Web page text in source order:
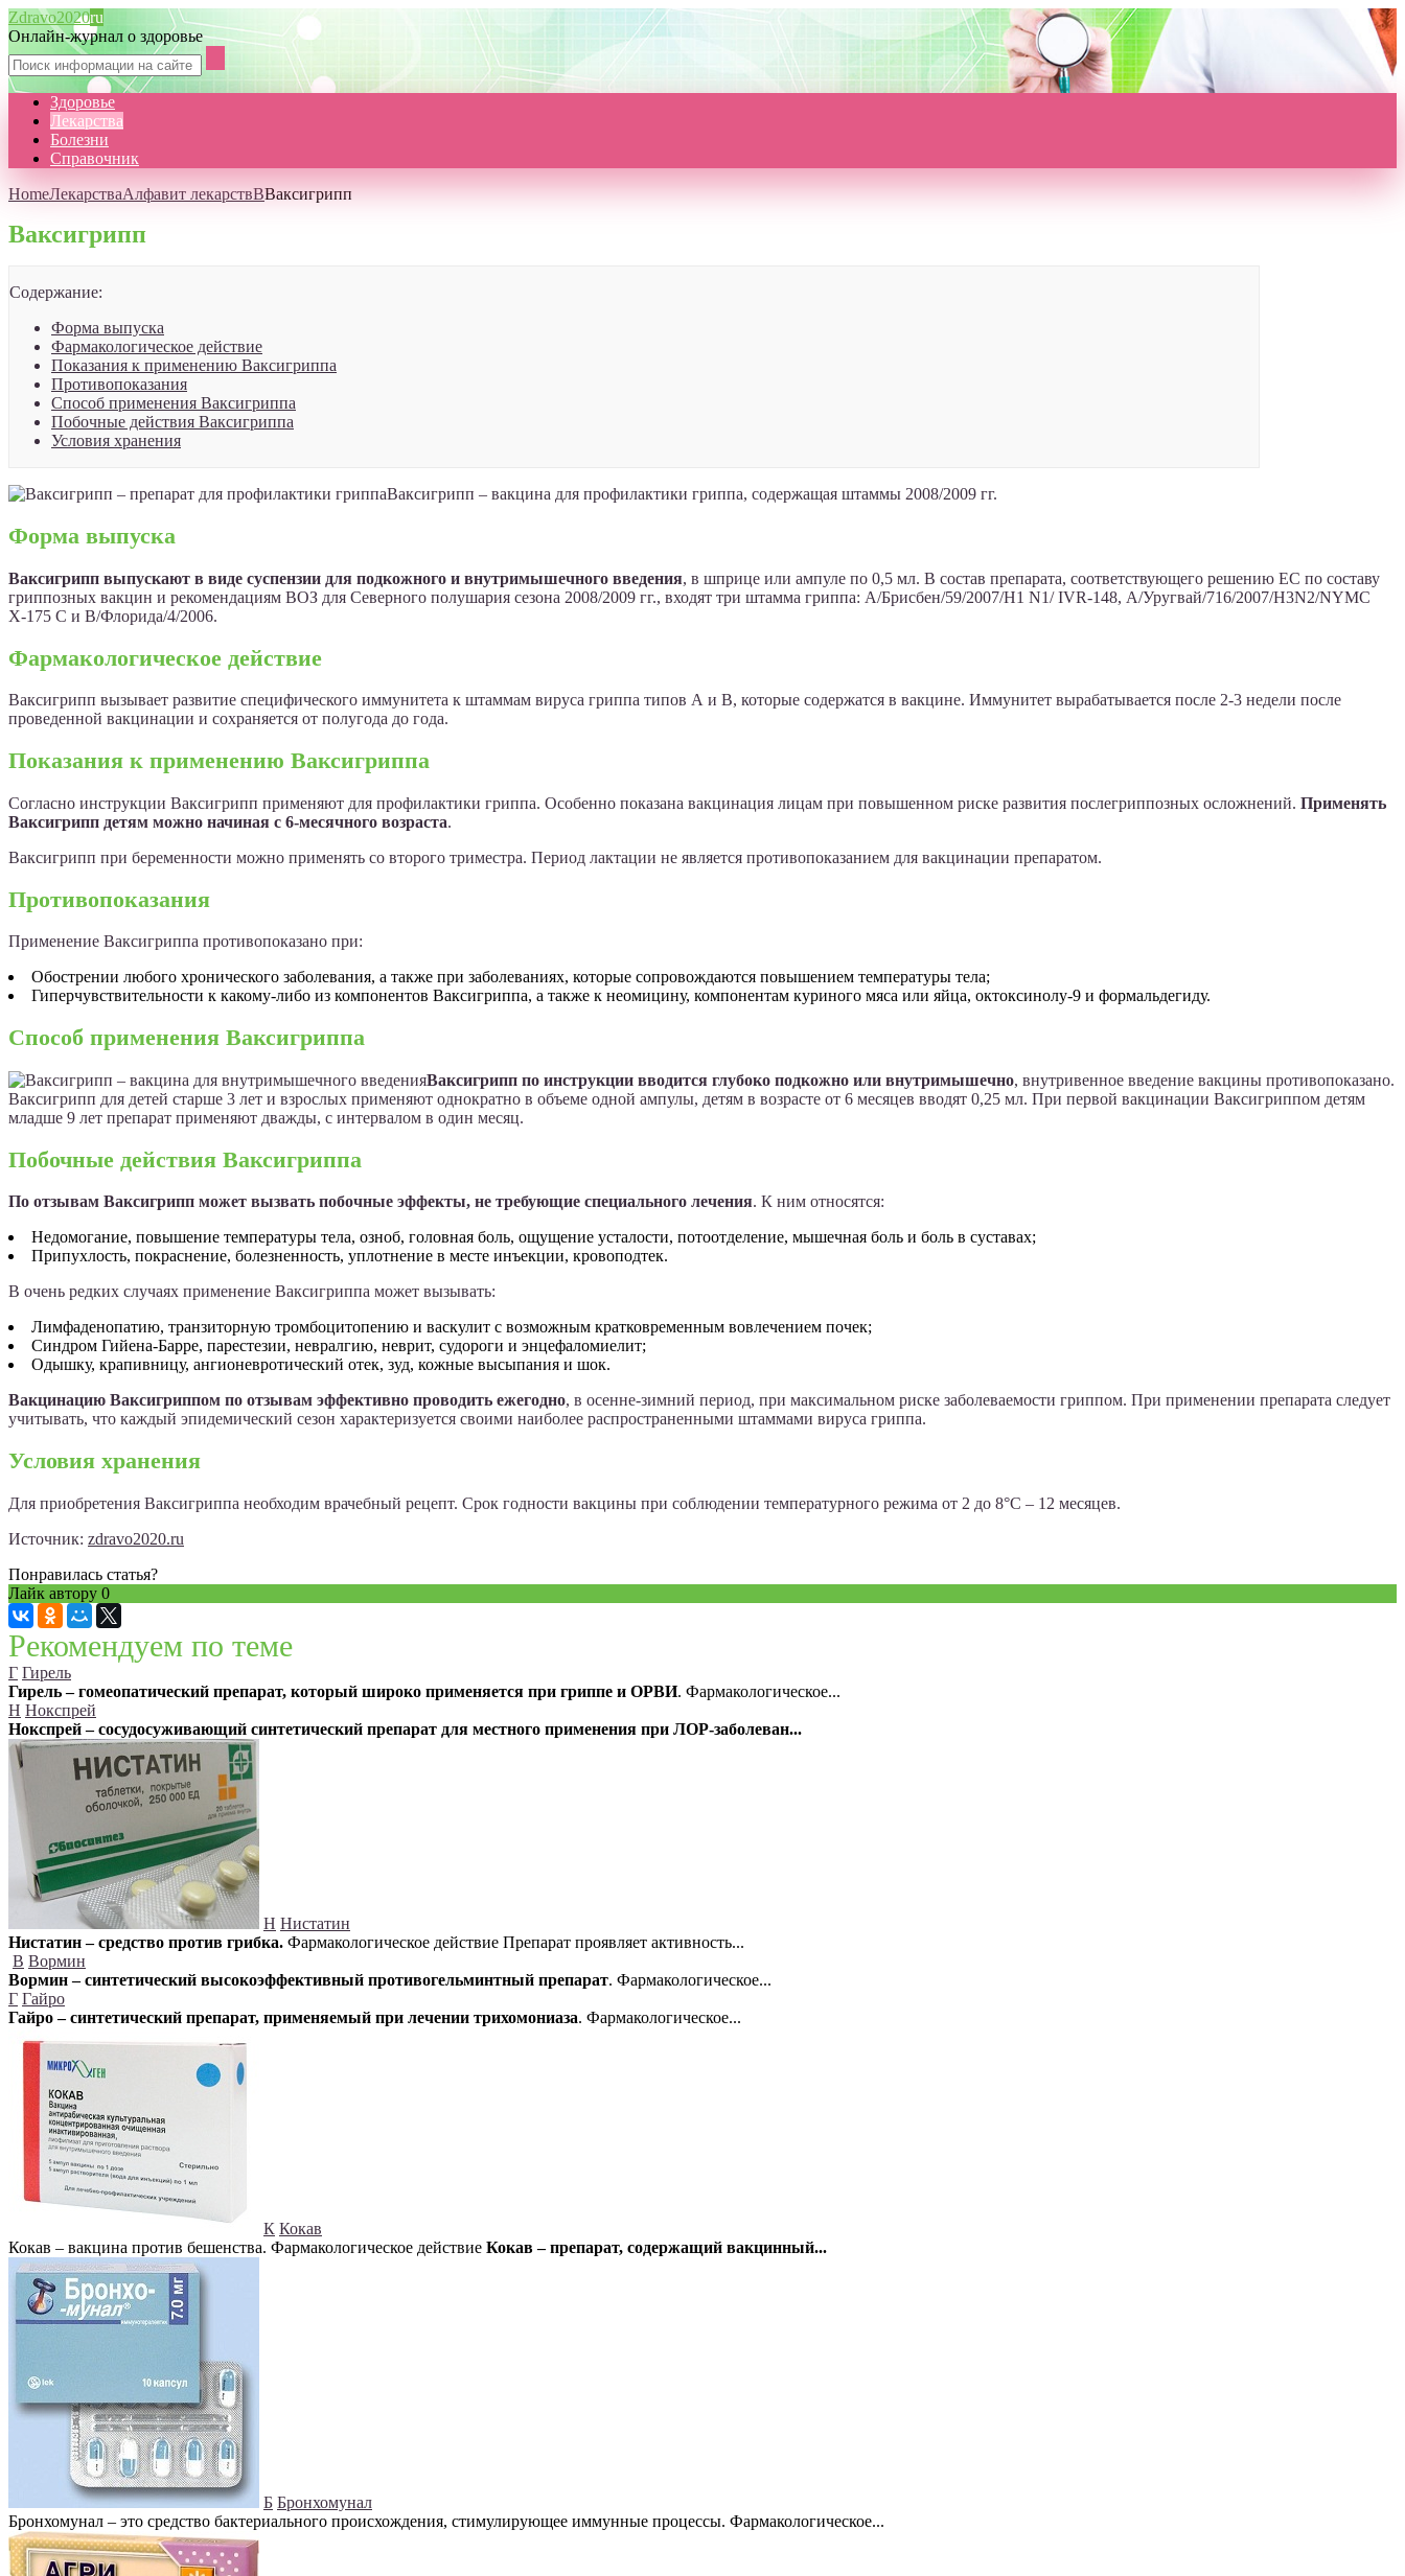
Zdravo2020ru
Онлайн-журнал о здоровье
Здоровье
Лекарства
Болезни
Справочник
HomeЛекарстваАлфавит лекарствВВаксигрипп
Ваксигрипп
Содержание:
Форма выпуска
Фармакологическое действие
Показания к применению Ваксигриппа
Противопоказания
Способ применения Ваксигриппа
Побочные действия Ваксигриппа
Условия хранения
Ваксигрипп – вакцина для профилактики гриппа, содержащая штаммы 2008/2009 гг.
Форма выпуска
Ваксигрипп выпускают в виде суспензии для подкожного и внутримышечного введения, в шприце или ампуле по 0,5 мл. В состав препарата, соответствующего решению ЕС по составу
гриппозных вакцин и рекомендациям ВОЗ для Северного полушария сезона 2008/2009 гг., входят три штамма гриппа: А/Брисбен/59/2007/Н1 N1/ IVR-148, А/Уругвай/716/2007/H3N2/NYMC
Х-175 С и В/Флорида/4/2006.
Фармакологическое действие
Ваксигрипп вызывает развитие специфического иммунитета к штаммам вируса гриппа типов А и В, которые содержатся в вакцине. Иммунитет вырабатывается после 2-3 недели после
проведенной вакцинации и сохраняется от полугода до года.
Показания к применению Ваксигриппа
Согласно инструкции Ваксигрипп применяют для профилактики гриппа. Особенно показана вакцинация лицам при повышенном риске развития послегриппозных осложнений. Применять
Ваксигрипп детям можно начиная с 6-месячного возраста.
Ваксигрипп при беременности можно применять со второго триместра. Период лактации не является противопоказанием для вакцинации препаратом.
Противопоказания
Применение Ваксигриппа противопоказано при:
Обострении любого хронического заболевания, а также при заболеваниях, которые сопровождаются повышением температуры тела;
Гиперчувствительности к какому-либо из компонентов Ваксигриппа, а также к неомицину, компонентам куриного мяса или яйца, октоксинолу-9 и формальдегиду.
Способ применения Ваксигриппа
Ваксигрипп по инструкции вводится глубоко подкожно или внутримышечно, внутривенное введение вакцины противопоказано.
Ваксигрипп для детей старше 3 лет и взрослых применяют однократно в объеме одной ампулы, детям в возрасте от 6 месяцев вводят 0,25 мл. При первой вакцинации Ваксигриппом детям
младше 9 лет препарат применяют дважды, с интервалом в один месяц.
Побочные действия Ваксигриппа
По отзывам Ваксигрипп может вызвать побочные эффекты, не требующие специального лечения. К ним относятся:
Недомогание, повышение температуры тела, озноб, головная боль, ощущение усталости, потоотделение, мышечная боль и боль в суставах;
Припухлость, покраснение, болезненность, уплотнение в месте инъекции, кровоподтек.
В очень редких случаях применение Ваксигриппа может вызывать:
Лимфаденопатию, транзиторную тромбоцитопению и васкулит с возможным кратковременным вовлечением почек;
Синдром Гийена-Барре, парестезии, невралгию, неврит, судороги и энцефаломиелит;
Одышку, крапивницу, ангионевротический отек, зуд, кожные высыпания и шок.
Вакцинацию Ваксигриппом по отзывам эффективно проводить ежегодно, в осенне-зимний период, при максимальном риске заболеваемости гриппом. При применении препарата следует
учитывать, что каждый эпидемический сезон характеризуется своими наиболее распространенными штаммами вируса гриппа.
Условия хранения
Для приобретения Ваксигриппа необходим врачебный рецепт. Срок годности вакцины при соблюдении температурного режима от 2 до 8°С – 12 месяцев.
Источник: zdravo2020.ru
Понравилась статья?
Лайк автору 0
Рекомендуем по теме
Г Гирель
Гирель – гомеопатический препарат, который широко применяется при гриппе и ОРВИ. Фармакологическое...
Н Нокспрей
Нокспрей – сосудосуживающий синтетический препарат для местного применения при ЛОР-заболеван...
Н Нистатин
Нистатин – средство против грибка. Фармакологическое действие Препарат проявляет активность...
В Вормин
Вормин – синтетический высокоэффективный противогельминтный препарат. Фармакологическое...
Г Гайро
Гайро – синтетический препарат, применяемый при лечении трихомониаза. Фармакологическое...
К Кокав
Кокав – вакцина против бешенства. Фармакологическое действие Кокав – препарат, содержащий вакцинный...
Б Бронхомунал
Бронхомунал – это средство бактериального происхождения, стимулирующее иммунные процессы. Фармакологическое...